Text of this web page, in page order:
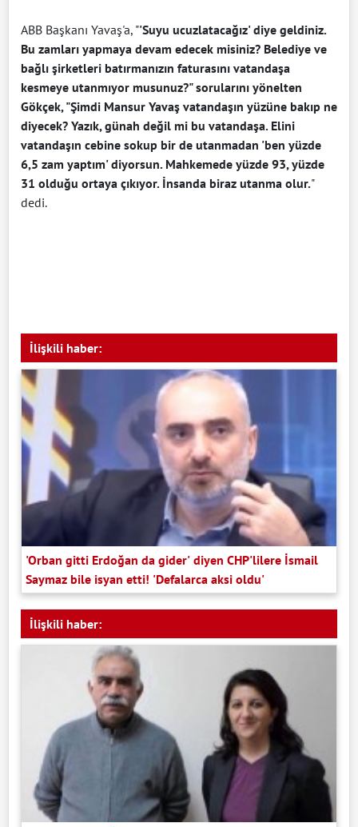
ABB Başkanı Yavaş'a, "'Suyu ucuzlatacağız' diye geldiniz.
Bu zamları yapmaya devam edecek misiniz? Belediye ve
bağlı şirketleri batırmanızın faturasını vatandaşa
kesmeye utanmıyor musunuz?" sorularını yönelten
Gökçek, "Şimdi Mansur Yavaş vatandaşın yüzüne bakıp ne
diyecek? Yazık, günah değil mi bu vatandaşa. Elini
vatandaşın cebine sokup bir de utanmadan 'ben yüzde
6,5 zam yaptım' diyorsun. Mahkemede yüzde 93, yüzde
31 olduğu ortaya çıkıyor. İnsanda biraz utanma olur."
dedi.
İlişkili haber:
'Orban gitti Erdoğan da gider' diyen CHP'lilere İsmail
Saymaz bile isyan etti! 'Defalarca aksi oldu'
İlişkili haber: